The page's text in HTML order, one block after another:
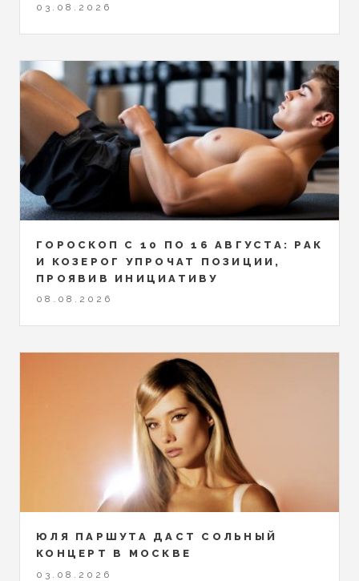
03.08.2026
ГОРОСКОП С 10 ПО 16 АВГУСТА: РАК
И КОЗЕРОГ УПРОЧАТ ПОЗИЦИИ,
ПРОЯВИВ ИНИЦИАТИВУ
08.08.2026
ЮЛЯ ПАРШУТА ДАСТ СОЛЬНЫЙ
КОНЦЕРТ В МОСКВЕ
03.08.2026